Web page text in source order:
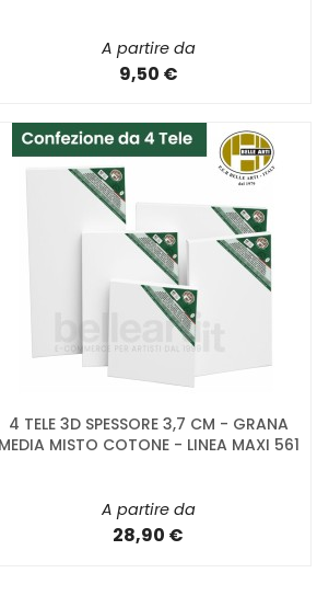
A partire da
9,50 €
4 TELE 3D SPESSORE 3,7 CM - GRANA
MEDIA MISTO COTONE - LINEA MAXI 561
A partire da
28,90 €